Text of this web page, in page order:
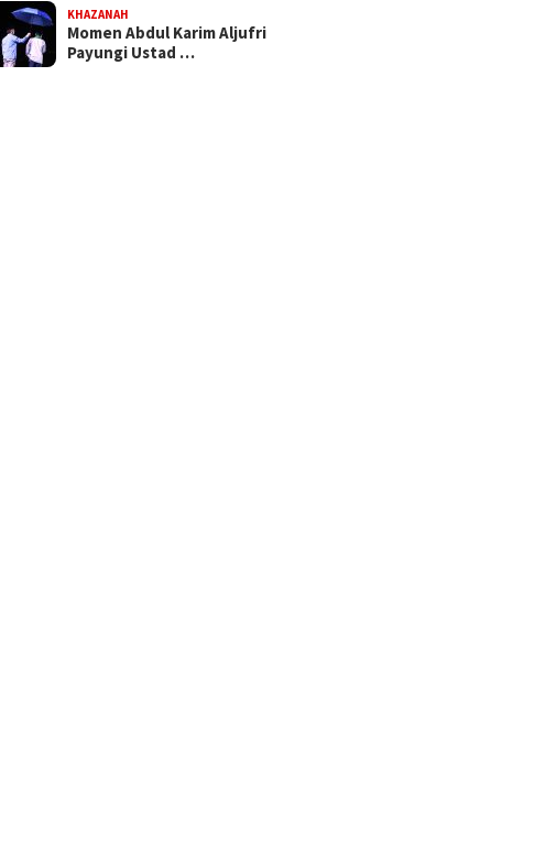
KHAZANAH
Momen Abdul Karim Aljufri
Payungi Ustad …